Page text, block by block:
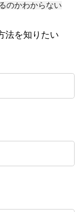
のかわからない
法を知りたい